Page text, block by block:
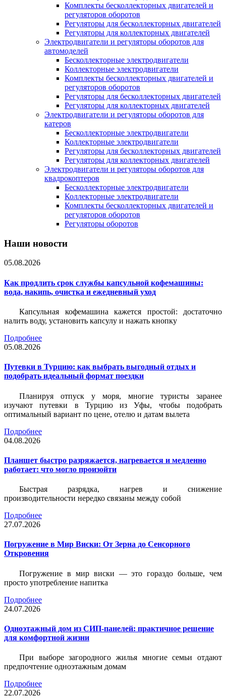
Комплекты бесколлекторных двигателей и
регуляторов оборотов
Регуляторы для бесколлекторных двигателей
Регуляторы для коллекторных двигателей
Электродвигатели и регуляторы оборотов для
автомоделей
Бесколлекторные электродвигатели
Коллекторные электродвигатели
Комплекты бесколлекторных двигателей и
регуляторов оборотов
Регуляторы для бесколлекторных двигателей
Регуляторы для коллекторных двигателей
Электродвигатели и регуляторы оборотов для
катеров
Бесколлекторные электродвигатели
Коллекторные электродвигатели
Регуляторы для бесколлекторных двигателей
Регуляторы для коллекторных двигателей
Электродвигатели и регуляторы оборотов для
квадрокоптеров
Бесколлекторные электродвигатели
Коллекторные электродвигатели
Комплекты бесколлекторных двигателей и
регуляторов оборотов
Регуляторы оборотов
Наши новости
05.08.2026
Как продлить срок службы капсульной кофемашины:
вода, накипь, очистка и ежедневный уход
Капсульная кофемашина кажется простой: достаточно
налить воду, установить капсулу и нажать кнопку
Подробнее
05.08.2026
Путевки в Турцию: как выбрать выгодный отдых и
подобрать идеальный формат поездки
Планируя отпуск у моря, многие туристы заранее
изучают путевки в Турцию из Уфы, чтобы подобрать
оптимальный вариант по цене, отелю и датам вылета
Подробнее
04.08.2026
Планшет быстро разряжается, нагревается и медленно
работает: что могло произойти
Быстрая разрядка, нагрев и снижение
производительности нередко связаны между собой
Подробнее
27.07.2026
Погружение в Мир Виски: От Зерна до Сенсорного
Откровения
Погружение в мир виски — это гораздо больше, чем
просто употребление напитка
Подробнее
24.07.2026
Одноэтажный дом из СИП-панелей: практичное решение
для комфортной жизни
При выборе загородного жилья многие семьи отдают
предпочтение одноэтажным домам
Подробнее
22.07.2026